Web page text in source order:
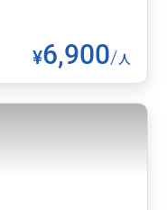
¥6,900/人